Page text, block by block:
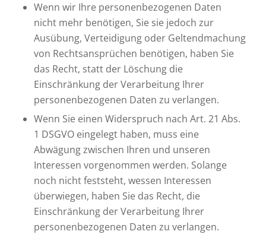
Wenn wir Ihre personenbezogenen Daten
nicht mehr benötigen, Sie sie jedoch zur
Ausübung, Verteidigung oder Geltendmachung
von Rechtsansprüchen benötigen, haben Sie
das Recht, statt der Löschung die
Einschränkung der Verarbeitung Ihrer
personenbezogenen Daten zu verlangen.
Wenn Sie einen Widerspruch nach Art. 21 Abs.
1 DSGVO eingelegt haben, muss eine
Abwägung zwischen Ihren und unseren
Interessen vorgenommen werden. Solange
noch nicht feststeht, wessen Interessen
überwiegen, haben Sie das Recht, die
Einschränkung der Verarbeitung Ihrer
personenbezogenen Daten zu verlangen.